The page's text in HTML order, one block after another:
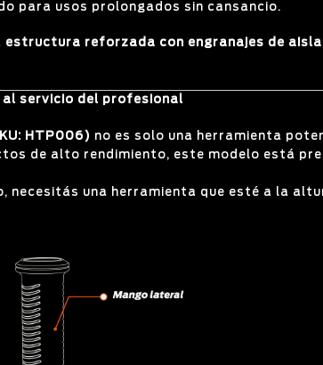
para usos prolongados sin cansancio.
estructura reforzada con engranajes de
al servicio del profesional
HTP006) no es solo una herramienta
de alto rendimiento, este modelo está
necesitás una herramienta que esté a la